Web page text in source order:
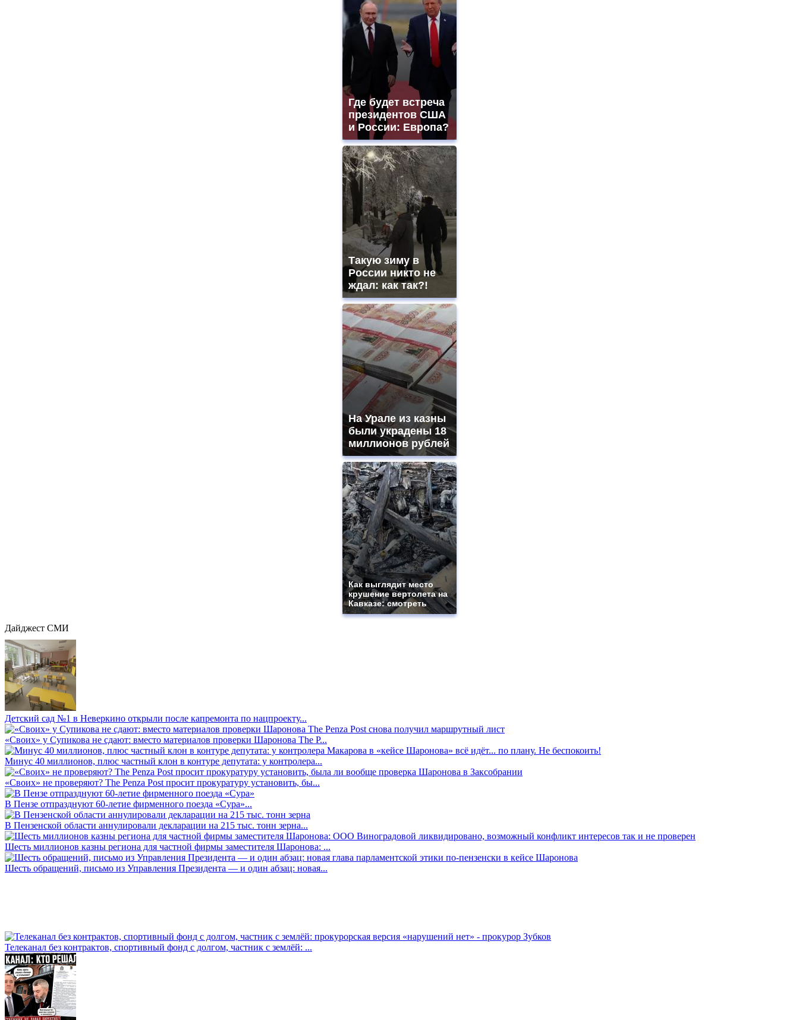
Где будет встреча
президентов США
и России: Европа?
Такую зиму в
России никто не
ждал: как так?!
На Урале из казны
были украдены 18
миллионов рублей
Как выглядит место
крушение вертолета на
Кавказе: смотреть
Дайджест СМИ
Детский сад №1 в Неверкино открыли после капремонта по нацпроекту...
«Своих» у Супикова не сдают: вместо материалов проверки Шаронова The P...
Минус 40 миллионов, плюс частный клон в контуре депутата: у контролера...
«Своих» не проверяют? The Penza Post просит прокуратуру установить, бы...
В Пензе отпразднуют 60-летие фирменного поезда «Сура»...
В Пензенской области аннулировали декларации на 215 тыс. тонн зерна...
Шесть миллионов казны региона для частной фирмы заместителя Шаронова: ...
Шесть обращений, письмо из Управления Президента — и один абзац: новая...
Телеканал без контрактов, спортивный фонд с долгом, частник с землёй: ...